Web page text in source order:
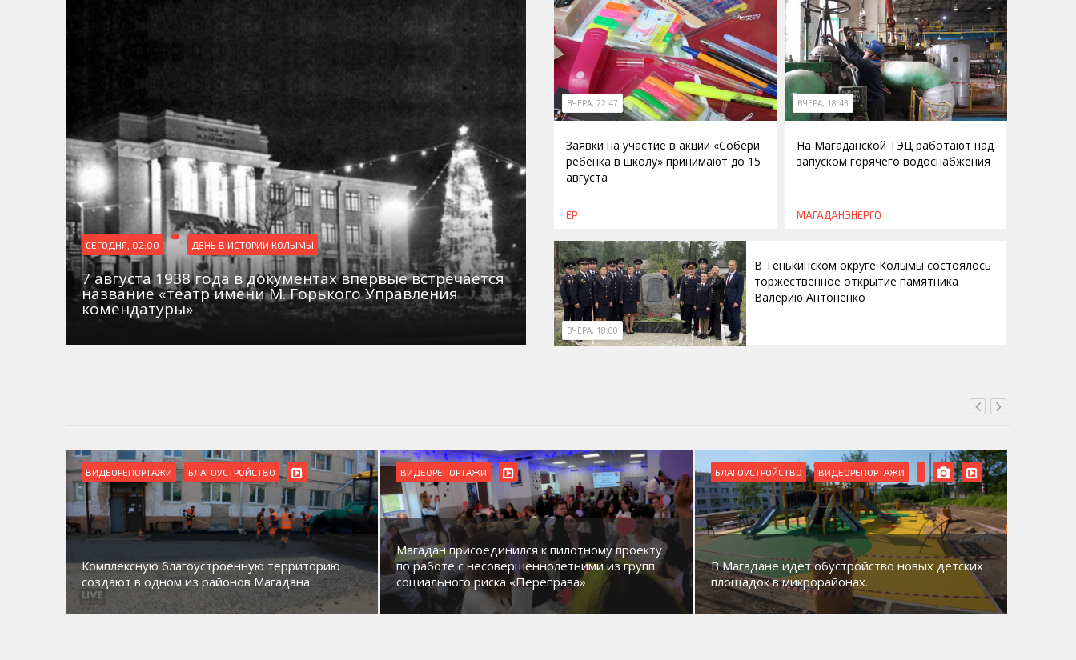
СЕГОДНЯ, 02:00 ДЕНЬ В ИСТОРИИ КОЛЫМЫ
7 августа 1938 года в документах впервые встречается
название «театр имени М. Горького Управления
комендатуры»
ВЧЕРА, 22:47
Заявки на участие в акции «Собери
ребенка в школу» принимают до 15
августа
ЕР
ВЧЕРА, 18:43
На Магаданской ТЭЦ работают над
запуском горячего водоснабжения
МАГАДАНЭНЕРГО
ВЧЕРА, 18:00
В Тенькинском округе Колымы состоялось
торжественное открытие памятника
Валерию Антоненко
ВИДЕОРЕПОРТАЖИ БЛАГОУСТРОЙСТВО
Комплексную благоустроенную территорию
создают в одном из районов Магадана
ВИДЕОРЕПОРТАЖИ
Магадан присоединился к пилотному проекту
по работе с несовершеннолетними из групп
социального риска «Переправа»
БЛАГОУСТРОЙСТВО ВИДЕОРЕПОРТАЖИ
В Магадане идет обустройство новых детских
площадок в микрорайонах.